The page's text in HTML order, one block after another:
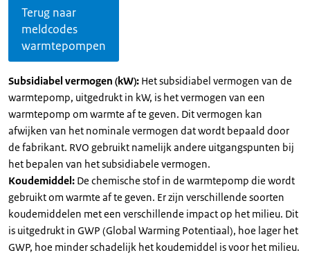
Terug naar
meldcodes
warmtepompen
Subsidiabel vermogen (kW): Het subsidiabel vermogen van de
warmtepomp, uitgedrukt in kW, is het vermogen van een
warmtepomp om warmte af te geven. Dit vermogen kan
afwijken van het nominale vermogen dat wordt bepaald door
de fabrikant. RVO gebruikt namelijk andere uitgangspunten bij
het bepalen van het subsidiabele vermogen.
Koudemiddel: De chemische stof in de warmtepomp die wordt
gebruikt om warmte af te geven. Er zijn verschillende soorten
koudemiddelen met een verschillende impact op het milieu. Dit
is uitgedrukt in GWP (Global Warming Potentiaal), hoe lager het
GWP, hoe minder schadelijk het koudemiddel is voor het milieu.